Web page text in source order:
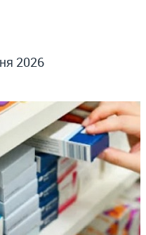
2026